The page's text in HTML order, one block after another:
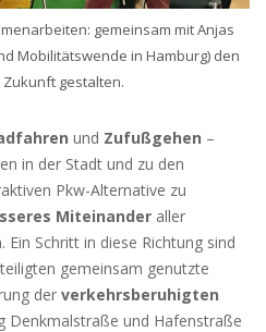
gemeinsam mit Anjas
Mobilitätswende in Hamburg) den
gestalten.
und Zufußgehen –
in der Stadt und zu den
Pkw-Alternative zu
Miteinander aller
Schritt in diese Richtung sind
gemeinsam genutzte
der verkehrsberuhigten
Denkmalstraße und Hafenstraße